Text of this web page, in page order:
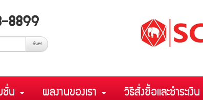
ชั่น ผลงานของเรา วิธีสั่งซื้อและชำระเงิน
8899
ค้นหา